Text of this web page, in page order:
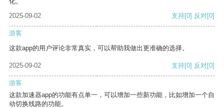
2025-09-02
支持[0] 反对[0]
游客
这款app的用户评论非常真实，可以帮助我做出更准确的选择。
2025-09-02 支持[0] 反对[0]
游客
这款加速器app的功能有点单一，可以增加一些新功能，比如增加一个自
动切换线路的功能。